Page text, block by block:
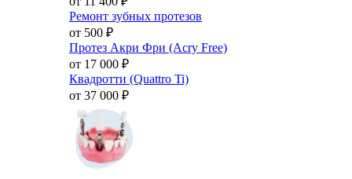
Ремонт зубных протезов
от 500 ₽
Протез Акри Фри (Acry Free)
от 17 000 ₽
Квадротти (Quattro Ti)
от 37 000 ₽